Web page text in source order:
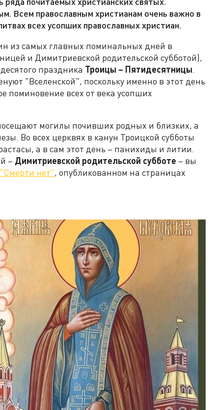
Всем православным христианам очень важно в
всех усопших православных христиан.
из самых главных поминальных дней в
и Димитриевской родительской субботой),
праздника Троицы – Пятидесятницы.
"Вселенской", поскольку именно в этот день
поминовение всех от века усопших
могилы почивших родных и близких, а
Во всех церквях в канун Троицкой субботы
а в сам этот день – панихиды и литии.
– Димитриевской родительской субботе – вы
"Смерти нет", опубликованном на страницах